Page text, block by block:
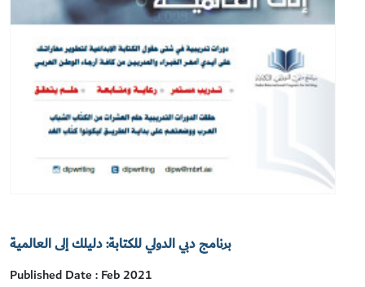
برنامج دبي الدولي للكتابة: دليلك إلى العالمية
Published Date : Feb 2021